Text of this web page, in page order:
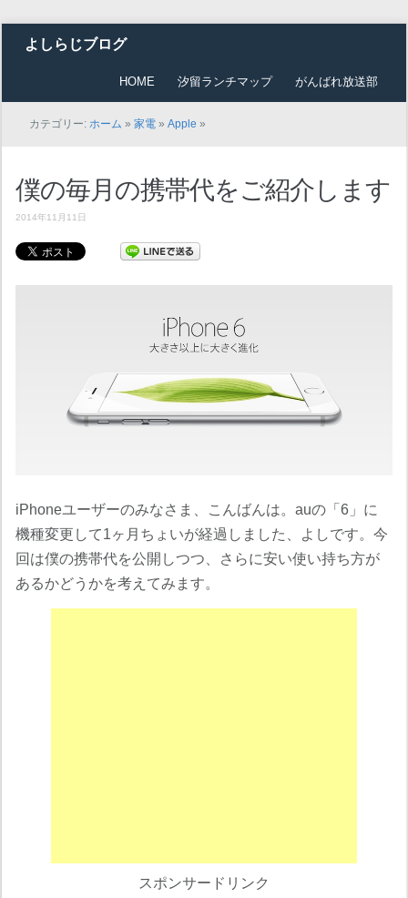
よしらじブログ
HOME 汐留ランチマップ がんばれ放送部
カテゴリー:ホーム »家電 »Apple »
僕の毎月の携帯代をご紹介します
2014年11月11日
iPhoneユーザーのみなさま、こんばんは。auの「6」に
機種変更して1ヶ月ちょいが経過しました、よしです。今
回は僕の携帯代を公開しつつ、さらに安い使い持ち方が
あるかどうかを考えてみます。
スポンサードリンク